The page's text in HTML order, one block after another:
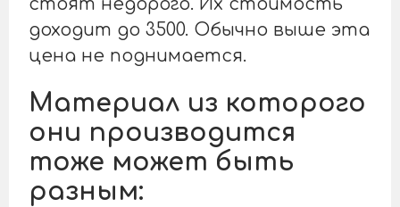
стоят недорого. Их стоимость
доходит до 3500. Обычно выше эта
цена не поднимается.
Материал из которого
они производится
тоже может быть
разным: